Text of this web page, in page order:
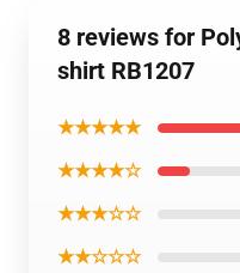
8 reviews for
shirt RB1207
★★★★★
★★★★☆
★★★☆☆
★★☆☆☆